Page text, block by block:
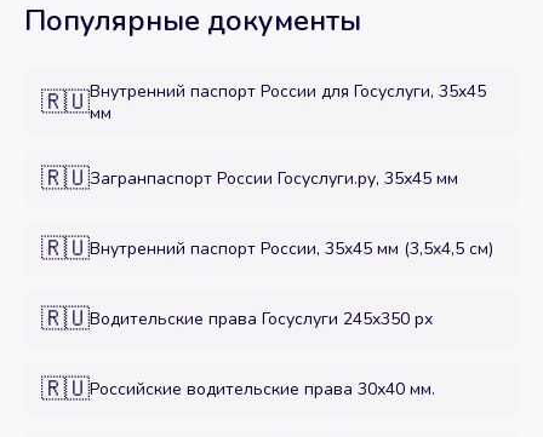
Популярные документы
🇷🇺Внутренний паспорт России для Госуслуги, 35x45
мм
🇷🇺Загранпаспорт России Госуслуги.ру, 35х45 мм
🇷🇺Внутренний паспорт России, 35x45 мм (3,5x4,5 см)
🇷🇺Водительские права Госуслуги 245x350 px
🇷🇺Российские водительские права 30х40 мм.